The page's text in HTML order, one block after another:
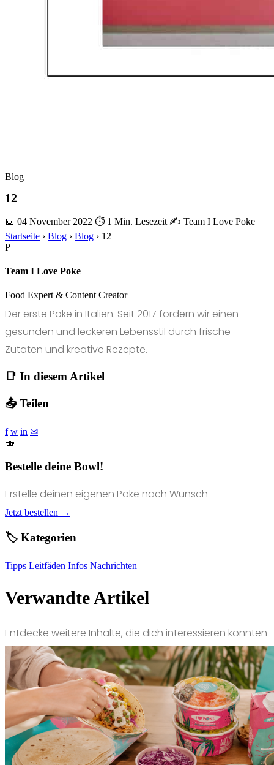
Blog
12
📅 04 November 2022 ⏱ 1 Min. Lesezeit ✍️ Team I Love Poke
Startseite › Blog › Blog › 12
P
Team I Love Poke
Food Expert & Content Creator
Der erste Poke in Italien. Seit 2017 fördern wir einen
gesunden und leckeren Lebensstil durch frische
Zutaten und kreative Rezepte.
📑 In diesem Artikel
📤 Teilen
f w in ✉
🍣
Bestelle deine Bowl!
Erstelle deinen eigenen Poke nach Wunsch
Jetzt bestellen →
🏷️ Kategorien
Tipps Leitfäden Infos Nachrichten
Verwandte Artikel
Entdecke weitere Inhalte, die dich interessieren könnten